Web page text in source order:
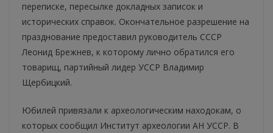
переписке, пересылке докладных записок и
исторических справок. Окончательное разрешение на
празднование предоставил руководитель СССР
Леонид Брежнев, к которому лично обратился его
товарищ, партийный лидер УССР Владимир
Щербицкий.
Юбилей привязали к археологическим находокам, о
которых сообщил Институт археологии АН УССР. В